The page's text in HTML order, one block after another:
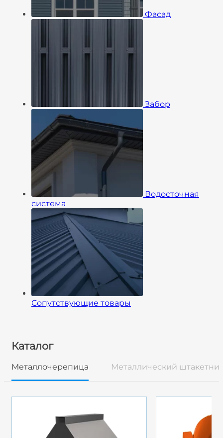
Фасад
Забор
Водосточная
система
Сопутствующие товары
Каталог
Металлочерепица Металлический